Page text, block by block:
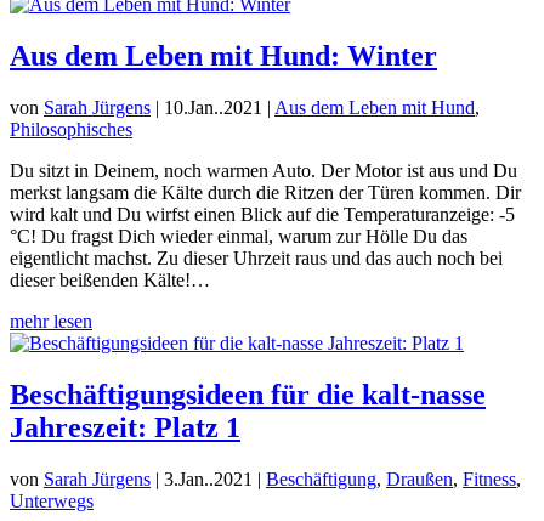
Aus dem Leben mit Hund: Winter
von Sarah Jürgens | 10.Jan..2021 | Aus dem Leben mit Hund,
Philosophisches
Du sitzt in Deinem, noch warmen Auto. Der Motor ist aus und Du
merkst langsam die Kälte durch die Ritzen der Türen kommen. Dir
wird kalt und Du wirfst einen Blick auf die Temperaturanzeige: -5
°C! Du fragst Dich wieder einmal, warum zur Hölle Du das
eigentlicht machst. Zu dieser Uhrzeit raus und das auch noch bei
dieser beißenden Kälte!…
mehr lesen
Beschäftigungsideen für die kalt-nasse
Jahreszeit: Platz 1
von Sarah Jürgens | 3.Jan..2021 | Beschäftigung, Draußen, Fitness,
Unterwegs